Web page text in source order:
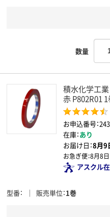
数量
積水化学工
赤 P802R01
お申込番号：
在庫：あり
お届け日：8月9
お急ぎ便：8月8日
アスクル
型番 販売単位 1巻